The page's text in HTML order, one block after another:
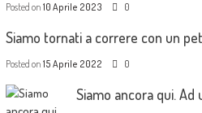
Posted on 10 Aprile 2023 0
Siamo tornati a correre con un
Posted on 15 Aprile 2022 0
Siamo ancora qui. Ad